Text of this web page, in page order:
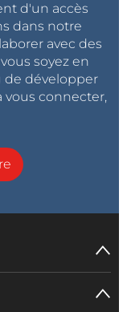
d'un accès
dans notre
avec des
soyez en
de développer
vous connecter,